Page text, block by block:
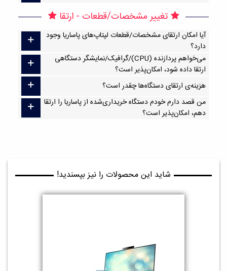
تغییر مشخصات/قطعات - ارتقا
آیا امکان ارتقا‌ی مشخصات/قطعات لپتاپ‌های پاساریا وجود
دارد؟
می‌خواهم پردازنده (CPU)/گرافیک/نمایشگر دستگاهی
ارتقا داده شود، امکان‌پذیر است؟
هزینه‌ی ارتقای دستگاه‌ها چقدر است؟
من قصد دارم خودم دستگاه خریداری‌شده از پاساریا را ارتقا
دهم، امکان‌پذیر است؟
شاید این محصولات را نیز بپسندید!